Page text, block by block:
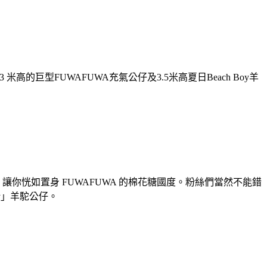
高的巨型FUWAFUWA充氣公仔及3.5米高夏日Beach Boy羊
你恍如置身 FUWAFUWA 的棉花糖國度。粉絲們當然不能錯
羊駝公仔。